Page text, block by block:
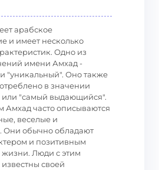
арабское
и имеет несколько
Одно из
имени Амхад -
"уникальный". Оно также
в значении
"самый выдающийся".
Амхад часто описываются
веселые и
Они обычно обладают
и позитивным
Люди с этим
своей